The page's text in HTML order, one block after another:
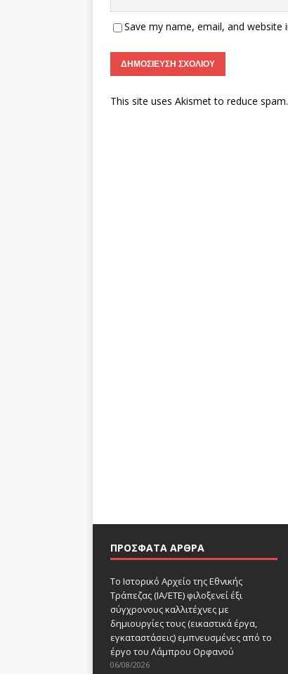
Save my name, email, and
This site uses Akismet to reduce spam.
ΠΡΌΣΦΑΤΑ ΆΡΘΡΑ
Το Ιστορικό Αρχείο της Εθνικής
Τράπεζας (ΙΑ/ΕΤΕ) φιλοξενεί έξι
σύγχρονους καλλιτέχνες με
δημιουργίες τους (εικαστικά έργα,
εγκαταστάσεις) εμπνευσμένες από το
έργο του Λάμπρου Ορφανού
06/08/2026